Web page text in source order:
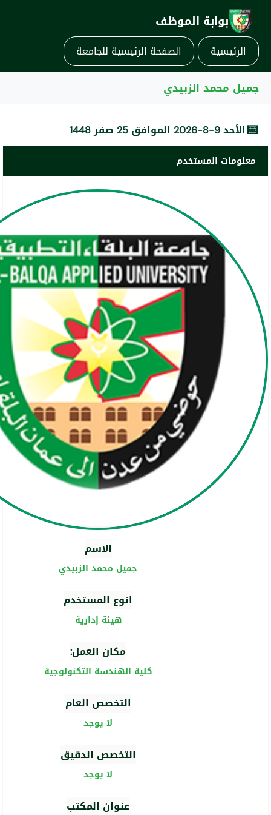
بوابة الموظف
الرئيسية الصفحة الرئيسية للجامعة
جميل محمد الزبيدي
📅الأحد 9-8-2026 الموافق 25 صفر 1448
معلومات المستخدم
الاسم
جميل محمد الزبيدي
انوع المستخدم
هيئة إدارية
مكان العمل:
كلية الهندسة التكنولوجية
التخصص العام
لا يوجد
التخصص الدقيق
لا يوجد
عنوان المكتب